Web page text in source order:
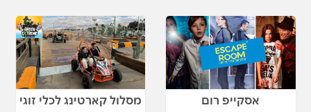
אסקייפ רום מסלול קארטינג לכלי זוגי